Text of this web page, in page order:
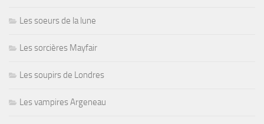
Les soeurs de la lune
Les sorcières Mayfair
Les soupirs de Londres
Les vampires Argeneau